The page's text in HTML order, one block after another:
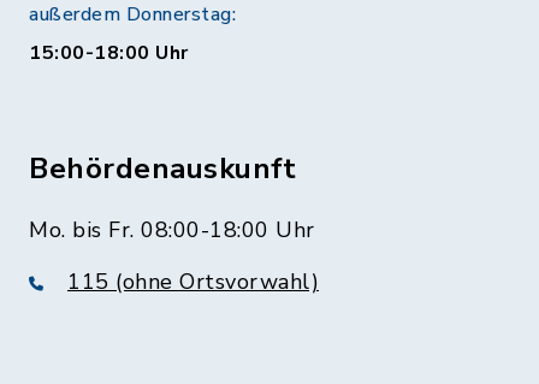
außerdem Donnerstag:
15:00-18:00 Uhr
Behördenauskunft
Mo. bis Fr. 08:00-18:00 Uhr
115 (ohne Ortsvorwahl)